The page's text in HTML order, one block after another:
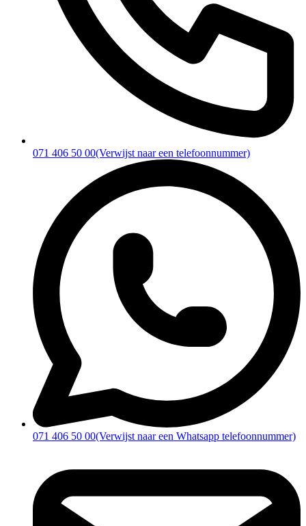
071 406 50 00(Verwijst naar een telefoonnummer)
071 406 50 00(Verwijst naar een Whatsapp telefoonnummer)